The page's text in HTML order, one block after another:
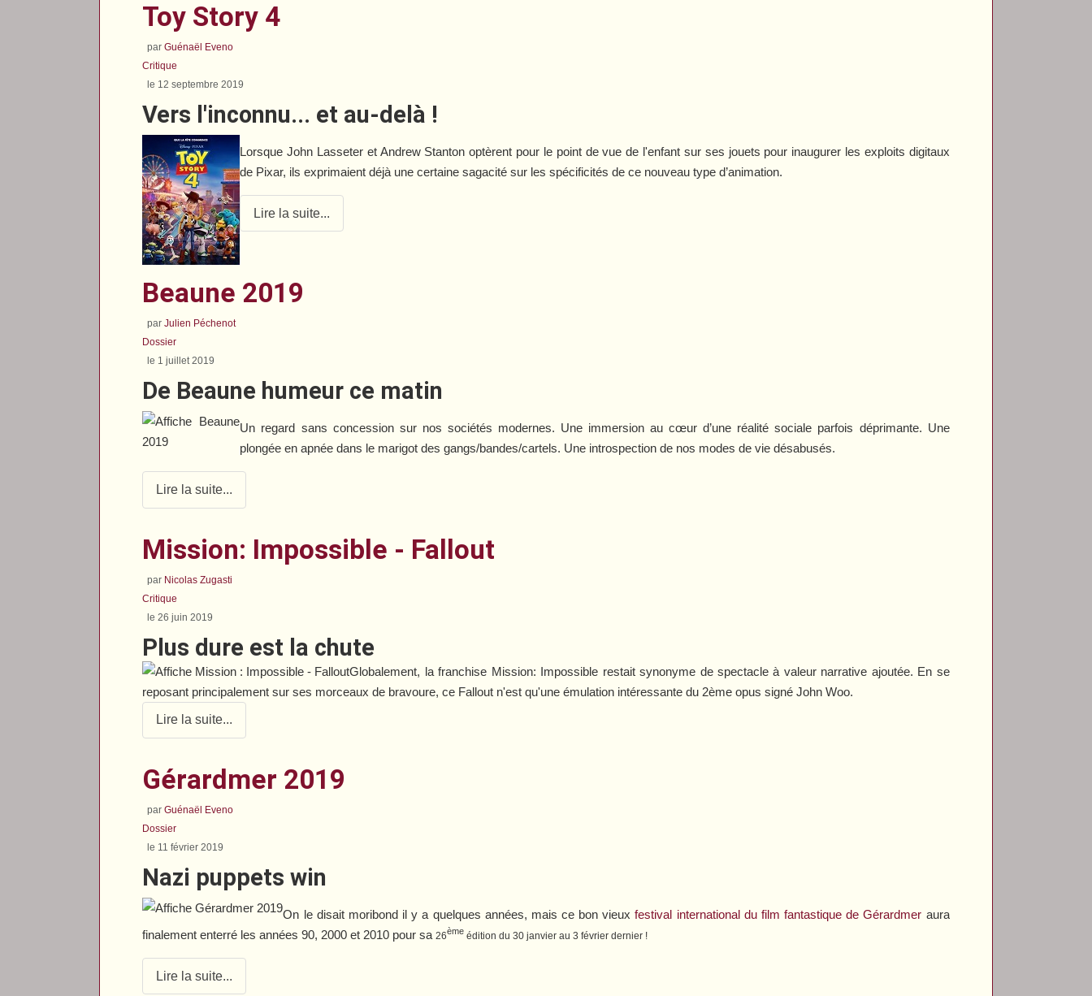
Toy Story 4
parGuénaël Eveno
Critique
le 12 septembre 2019
Vers l'inconnu... et au-delà !
Lorsque John Lasseter et Andrew Stanton optèrent pour le point de vue de l'enfant sur ses jouets pour inaugurer les exploits digitaux
de Pixar, ils exprimaient déjà une certaine sagacité sur les spécificités de ce nouveau type d’animation.
Lire la suite...
Beaune 2019
parJulien Péchenot
Dossier
le 1 juillet 2019
De Beaune humeur ce matin
Un regard sans concession sur nos sociétés modernes. Une immersion au cœur d’une réalité sociale parfois déprimante. Une
plongée en apnée dans le marigot des gangs/bandes/cartels. Une introspection de nos modes de vie désabusés.
Lire la suite...
Mission: Impossible - Fallout
par Nicolas Zugasti
Critique
le 26 juin 2019
Plus dure est la chute
Globalement, la franchise Mission: Impossible restait synonyme de spectacle à valeur narrative ajoutée. En se
reposant principalement sur ses morceaux de bravoure, ce Fallout n'est qu'une émulation intéressante du 2ème opus signé John Woo.
Lire la suite...
Gérardmer 2019
parGuénaël Eveno
Dossier
le 11 février 2019
Nazi puppets win
On le disait moribond il y a quelques années, mais ce bon vieuxfestival international du film fantastique de Gérardmer aura
finalement enterré les années 90, 2000 et 2010 pour sa26ème édition du 30 janvier au 3 février dernier !
Lire la suite...